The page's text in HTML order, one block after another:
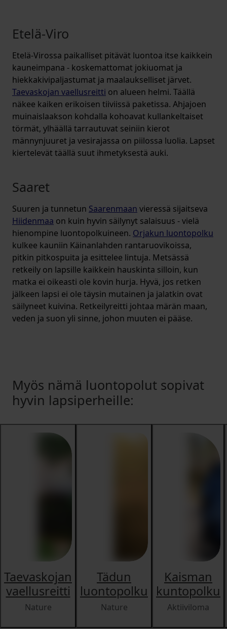
Etelä-Viro
Etelä-Virossa paikalliset pitävät luontoa itse kaikkein
kauneimpana - koskemattomat jokiuomat ja
hiekkakivipaljastumat ja maalaukselliset järvet.
Taevaskojan vaellusreitti on alueen helmi. Täällä
näkee kaiken erikoisen tiiviissä paketissa. Ahjajoen
muinaislaakson kohdalla kohoavat kullankeltaiset
törmät, ylhäällä tarrautuvat seiniin kierot
männynjuuret ja vesirajassa on piilossa luolia. Lapset
kiertelevät täällä suut ihmetyksestä auki.
Saaret
Suuren ja tunnetun Saarenmaan vieressä sijaitseva
Hiidenmaa on kuin hyvin säilynyt salaisuus - vielä
hienompine luontopolkuineen. Orjakun luontopolku
kulkee kauniin Käinanlahden rantaruovikoissa,
pitkin pitkospuita ja esittelee lintuja. Metsässä
retkeily on lapsille kaikkein hauskinta silloin, kun
matka ei oikeasti ole kovin hurja. Hyvä, jos retken
jälkeen lapsi ei ole täysin mutainen ja jalatkin ovat
säilyneet kuivina. Retkeilyreitti johtaa märän maan,
veden ja suon yli sinne, johon muuten ei pääse.
Myös nämä luontopolut sopivat
hyvin lapsiperheille:
Taevaskojan
vaellusreitti
Nature
Tädun
luontopolku
Nature
Kaisman
kuntopolku
Aktiiviloma